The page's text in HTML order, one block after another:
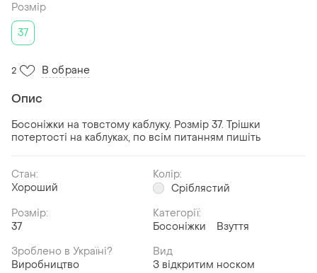
Розмір
37
2 В обране
Опис
Босоніжки на товстому каблуку. Розмір 37. Трішки
потертості на каблуках, по всім питанням пишіть
Стан:
Хороший
Колір:
Сріблястий
Розмір:
37
Категорії:
Босоніжки
Взуття
Зроблено в Україні?
Виробництво
Вид
З відкритим носком